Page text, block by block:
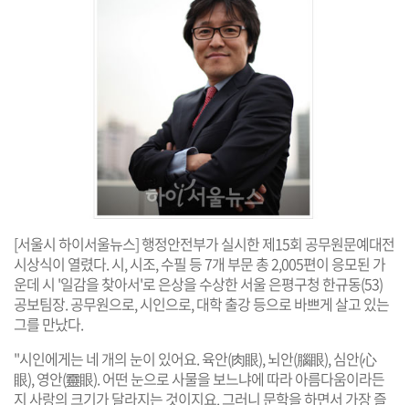
[서울시 하이서울뉴스] 행정안전부가 실시한 제15회 공무원문예대전
시상식이 열렸다. 시, 시조, 수필 등 7개 부문 총 2,005편이 응모된 가
운데 시 '일감을 찾아서'로 은상을 수상한 서울 은평구청 한규동(53)
공보팀장. 공무원으로, 시인으로, 대학 출강 등으로 바쁘게 살고 있는
그를 만났다.
"시인에게는 네 개의 눈이 있어요. 육안(肉眼), 뇌안(腦眼), 심안(心
眼), 영안(靈眼). 어떤 눈으로 사물을 보느냐에 따라 아름다움이라든
지 사랑의 크기가 달라지는 것이지요. 그러니 문학을 하면서 가장 즐